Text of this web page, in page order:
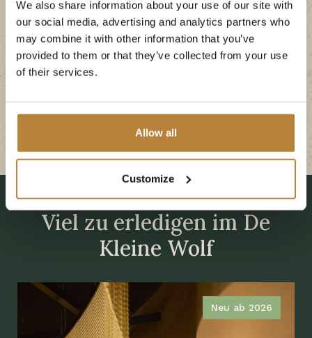
We also share information about your use of our site with
our social media, advertising and analytics partners who
may combine it with other information that you’ve
provided to them or that they’ve collected from your use
of their services.
Allow all
Customize
Die voraussichtliche Fertigstellung ist für Ende
Juli 2027 geplant. Aus diesem Zeitplan können
keine Rechte abgeleitet werden.
Unsere Einrichtungen
Viel zu erledigen im De
Kleine Wolf
Neu ab 2026